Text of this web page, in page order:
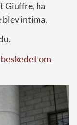
Giuffre, ha
blev intima.
om